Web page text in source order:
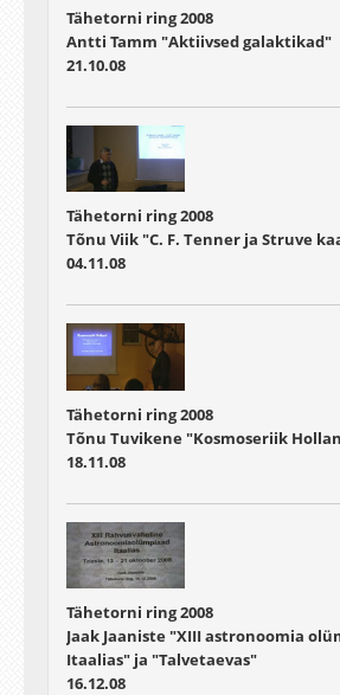
Tähetorni ring 2008
Antti Tamm "Aktiivsed galaktikad"
21.10.08
Tähetorni ring 2008
Tõnu Viik "C. F. Tenner ja Struve
04.11.08
Tähetorni ring 2008
Tõnu Tuvikene "Kosmoseriik
18.11.08
Tähetorni ring 2008
Jaak Jaaniste "XIII astronoomia
Itaalias" ja "Talvetaevas"
16.12.08